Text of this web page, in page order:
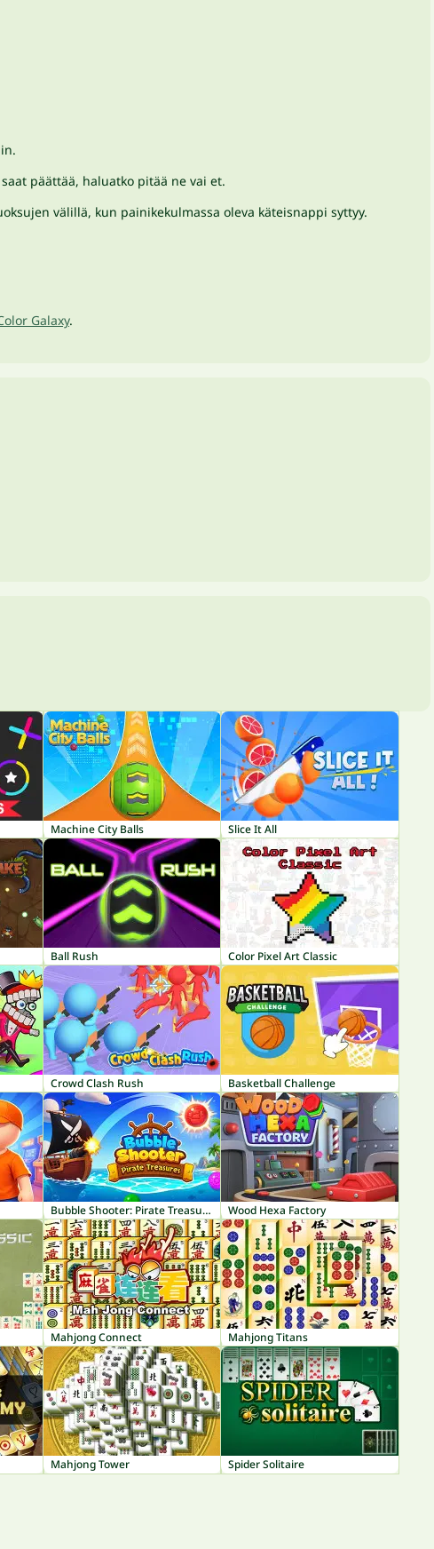
päättää, haluatko pitää ne vai et.
välillä, kun painikekulmassa oleva käteisnappi syttyy.
Galaxy.
Machine City Balls Slice It All
Ball Rush Color Pixel Art Classic
Crowd Clash Rush Basketball Challenge
Bubble Shooter: Pirate Treasures Wood Hexa Factory
Mahjong Connect Mahjong Titans
Mahjong Tower Spider Solitaire